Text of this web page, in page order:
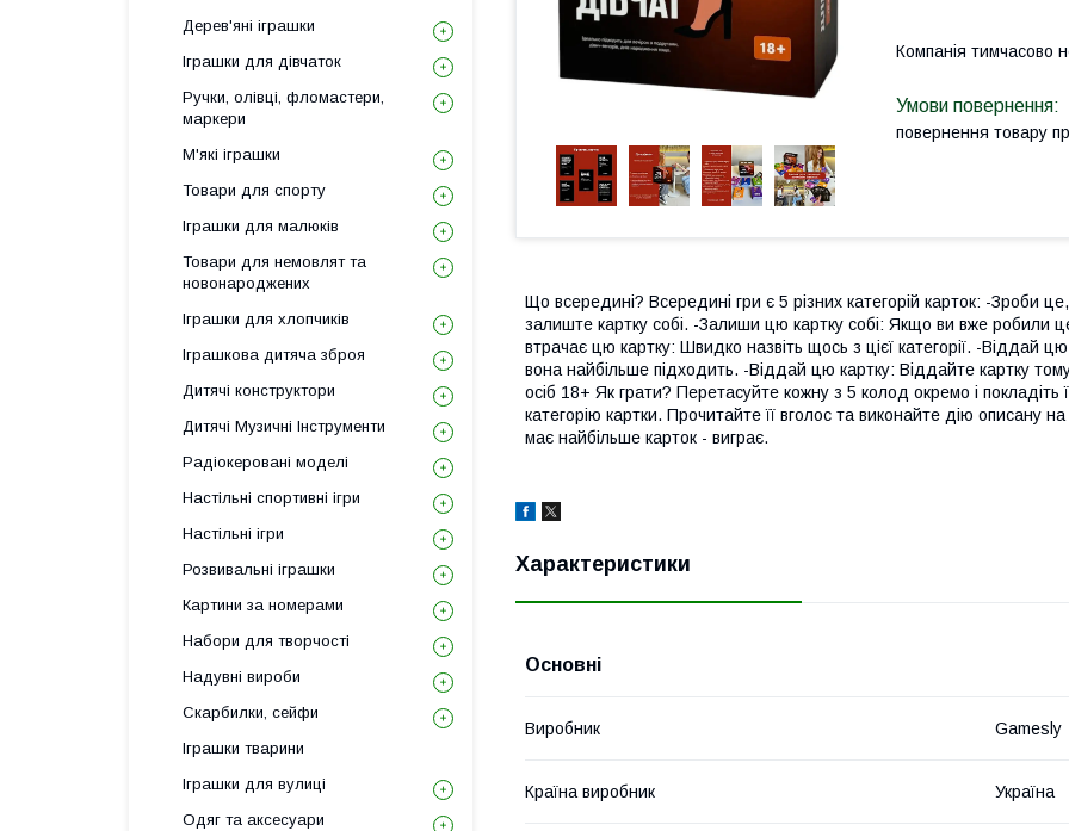
Компанія тимчасово
повернення товару
Що всередині? Всередині гри є 5 різних категорій карток: -Зроби
залиште картку собі. -Залиши цю картку собі: Якщо ви вже робили
втрачає цю картку: Швидко назвіть щось з цієї категорії. -Віддай
вона найбільше підходить. -Віддай цю картку: Віддайте картку
осіб 18+ Як грати? Перетасуйте кожну з 5 колод окремо і покладіть
категорію картки. Прочитайте її вголос та виконайте дію описану
має найбільше карток - виграє.
Характеристики
Основні
Виробник Gamesly
Країна виробник Україна
Дерев'яні іграшки
Іграшки для дівчаток
Ручки, олівці, фломастери,
маркери
М'які іграшки
Товари для спорту
Іграшки для малюків
Товари для немовлят та
новонароджених
Іграшки для хлопчиків
Іграшкова дитяча зброя
Дитячі конструктори
Дитячі Музичні Інструменти
Радіокеровані моделі
Настільні спортивні ігри
Настільні ігри
Розвивальні іграшки
Картини за номерами
Набори для творчості
Надувні вироби
Скарбилки, сейфи
Іграшки тварини
Іграшки для вулиці
Одяг та аксесуари